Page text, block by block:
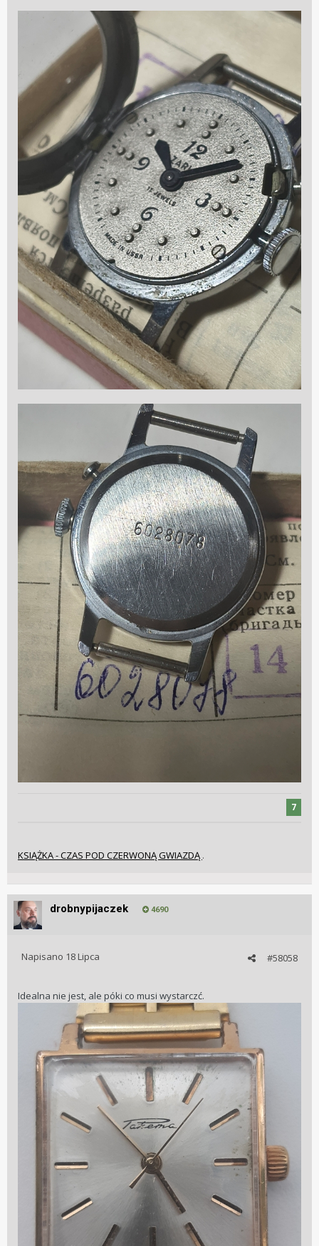
7
KSIĄŻKA - CZAS POD CZERWONĄ GWIAZDĄ .
drobnypijaczek 4690
#58058
Napisano 18 Lipca
Idealna nie jest, ale póki co musi wystarczć.